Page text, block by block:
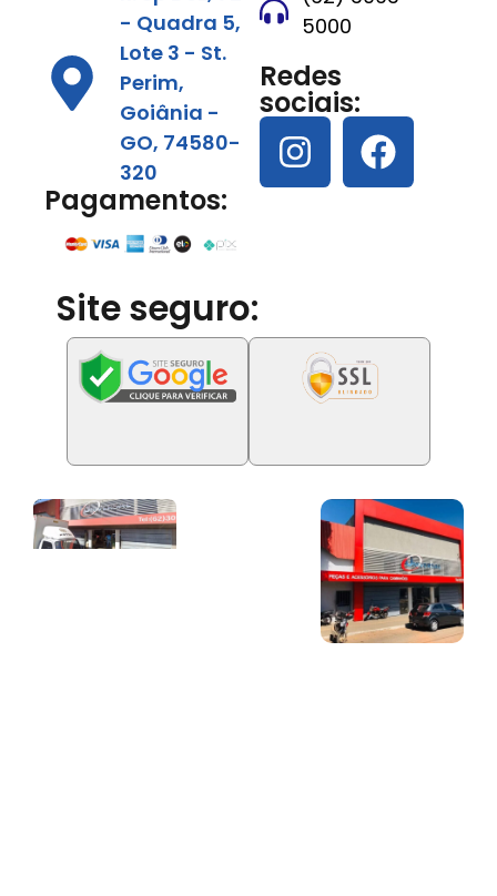
- Quadra 5,
Lote 3 - St.
Perim,
Goiânia -
GO, 74580-
320
Pagamentos:
5000
Redes
sociais:
Site seguro: